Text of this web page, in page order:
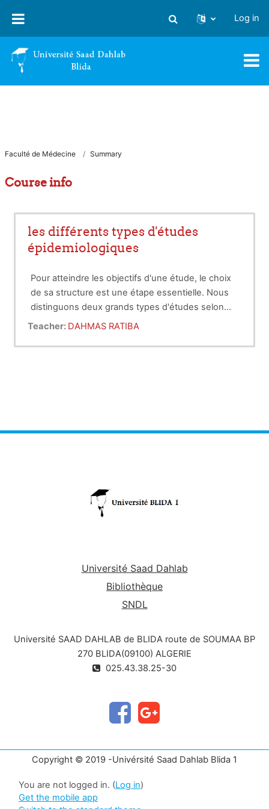
Toggle search input
Log in
Faculté de Médecine Summary
Course info
les différents types d'études
épidemiologiques
Pour atteindre les objectifs d'une étude, le choix
de sa structure est une étape essentielle. Nous
distinguons deux grands types d'études selon
qu'il s'agit d'une étude expérimentale ou non.
L'épidemiologie est une branche de la médecine,
essentiels ainsi ceux de la statistique.
Teacher: DAHMAS RATIBA
Université Saad Dahlab
Bibliothèque
SNDL
Université SAAD DAHLAB de BLIDA route de SOUMAA BP
270 BLIDA(09100) ALGERIE
025.43.38.25-30
Copyright © 2019 -Univérsité Saad Dahlab Blida 1
You are not logged in. (Log in)
Get the mobile app